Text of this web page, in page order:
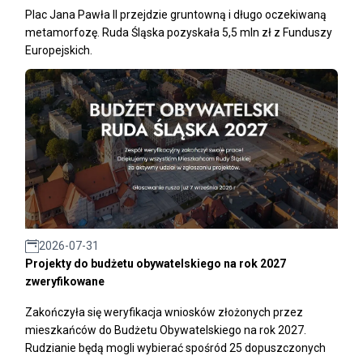
Plac Jana Pawła II przejdzie gruntowną i długo oczekiwaną
metamorfozę. Ruda Śląska pozyskała 5,5 mln zł z Funduszy
Europejskich.
2026-07-31
Projekty do budżetu obywatelskiego na rok 2027
zweryfikowane
Zakończyła się weryfikacja wniosków złożonych przez
mieszkańców do Budżetu Obywatelskiego na rok 2027.
Rudzianie będą mogli wybierać spośród 25 dopuszczonych